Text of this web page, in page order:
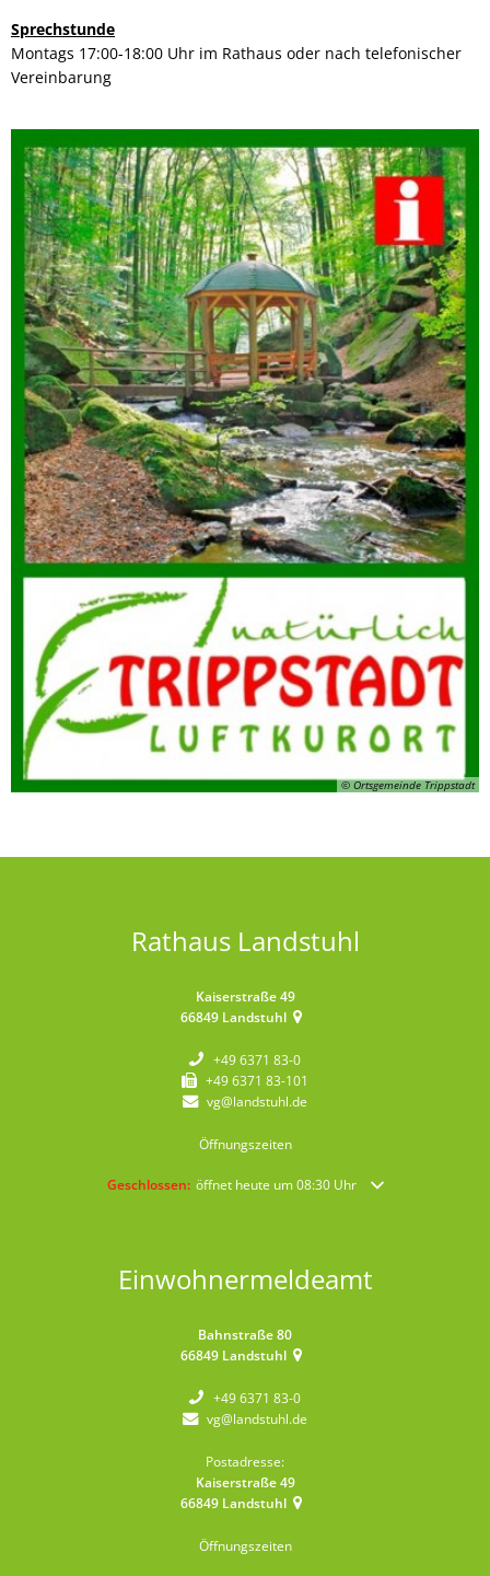
Sprechstunde
Montags 17:00-18:00 Uhr im Rathaus oder nach telefonischer
Vereinbarung
© Ortsgemeinde Trippstadt
Rathaus Landstuhl
Kaiserstraße 49
66849 Landstuhl
+49 6371 83-0
+49 6371 83-101
vg@landstuhl.de
Öffnungszeiten
Klicken, um weitere Öffnungs- oder Schließzeiten
Geschlossen: öffnet heute um 08:30 Uhr
Einwohnermeldeamt
Bahnstraße 80
66849 Landstuhl
+49 6371 83-0
vg@landstuhl.de
Postadresse:
Kaiserstraße 49
66849 Landstuhl
Öffnungszeiten